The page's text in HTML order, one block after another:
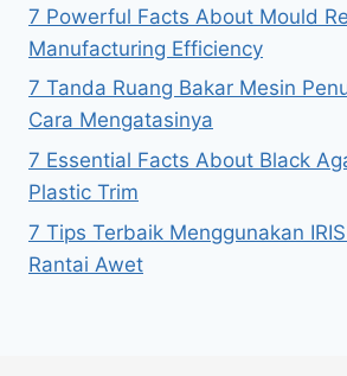
7 Powerful Facts About Mould
Manufacturing Efficiency
7 Tanda Ruang Bakar Mesin
Cara Mengatasinya
7 Essential Facts About Black
Plastic Trim
7 Tips Terbaik Menggunakan
Rantai Awet